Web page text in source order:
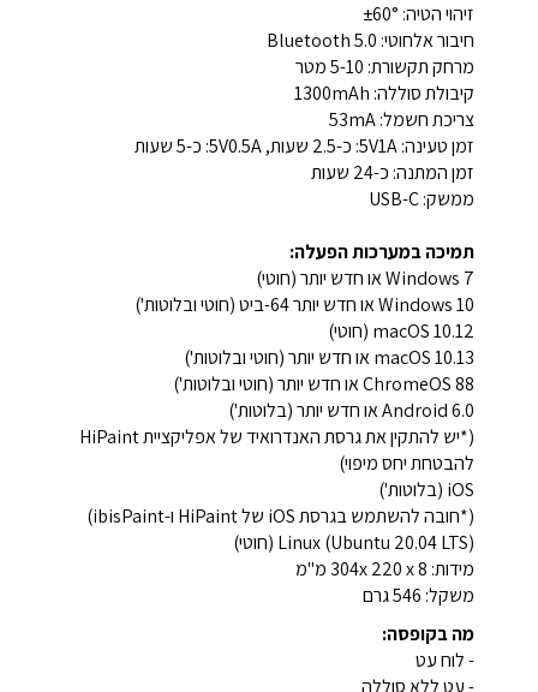
זיהוי הטיה: ±60°
חיבור אלחוטי: Bluetooth 5.0
מרחק תקשורת: 5-10 מטר
קיבולת סוללה: 1300mAh
צריכת חשמל: 53mA
זמן טעינה: 5V1A: כ-2.5 שעות, 5V0.5A: כ-5 שעות
זמן המתנה: כ-24 שעות
ממשק: USB-C
תמיכה במערכות הפעלה:
Windows 7 או חדש יותר (חוטי)
Windows 10 או חדש יותר 64-ביט (חוטי ובלוטות')
macOS 10.12 (חוטי)
macOS 10.13 או חדש יותר (חוטי ובלוטות')
ChromeOS 88 או חדש יותר (חוטי ובלוטות')
Android 6.0 או חדש יותר (בלוטות')
(*יש להתקין את גרסת האנדרואיד של אפליקציית HiPaint
להבטחת יחס מיפוי)
iOS (בלוטות')
(*חובה להשתמש בגרסת iOS של HiPaint ו-ibisPaint)
Linux (Ubuntu 20.04 LTS) (חוטי)
מידות: 304x 220 x 8 מ"מ
משקל: 546 גרם
מה בקופסה:
- לוח עט
- עט ללא סוללה